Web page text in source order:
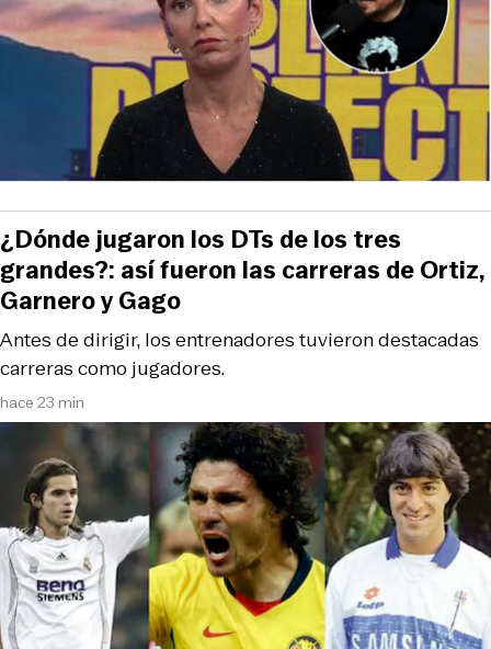
hace 23 min
Antes de dirigir, los entrenadores tuvieron destacadas
carreras como jugadores.
¿Dónde jugaron los DTs de los tres
grandes?: así fueron las carreras de Ortiz,
Garnero y Gago